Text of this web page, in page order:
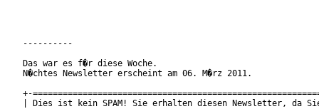
----------
Das war es f�r diese Woche.
N�chtes Newsletter erscheint am 06. M�rz 2011.
+-
| Dies ist kein SPAM! Sie erhalten diesen Newsletter, da